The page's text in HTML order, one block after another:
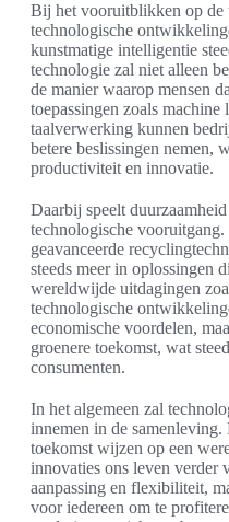
Bij het vooruitblikken op de
technologische
kunstmatige intelligentie
technologie zal niet alleen
de manier waarop mensen
toepassingen zoals
taalverwerking kunnen
betere beslissingen nemen,
productiviteit en innovatie.
Daarbij speelt
technologische
geavanceerde
steeds meer in oplossingen
wereldwijde uitdagingen
technologische
economische voordelen,
groenere toekomst, wat
consumenten.
In het algemeen zal
innemen in de
toekomst wijzen op een
innovaties ons leven verder
aanpassing en flexibiliteit,
voor iedereen om te